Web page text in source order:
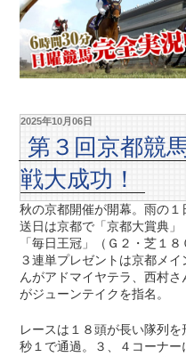
2025年10月06日
第３回京都競
戦大成功！
秋の京都開催が開幕。雨の
送日は京都で「京都大賞典
「毎日王冠」（Ｇ２・芝１
３連単プレゼントは京都メ
んがアドマイヤテラ、西村
がジューンテイクを指名。
レースは１８頭が長い隊列
秒１で通過。３、４コーナ